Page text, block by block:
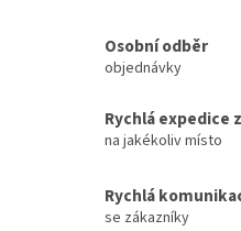
Osobní odběr
objednávky
Rychlá expedice
na jakékoliv místo
Rychlá
se zákazníky